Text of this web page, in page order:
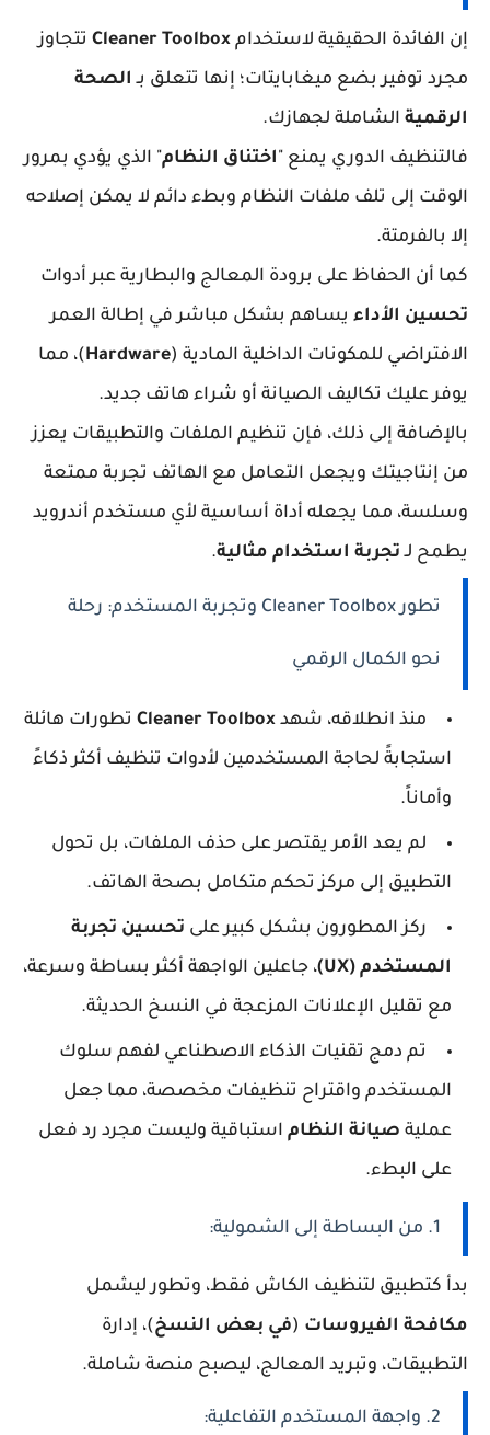
إن الفائدة الحقيقية لاستخدام Cleaner Toolbox تتجاوز
مجرد توفير بضع ميغابايتات؛ إنها تتعلق بـ الصحة
الرقمية الشاملة لجهازك.
فالتنظيف الدوري يمنع "اختناق النظام" الذي يؤدي بمرور
الوقت إلى تلف ملفات النظام وبطء دائم لا يمكن إصلاحه
إلا بالفرمتة.
كما أن الحفاظ على برودة المعالج والبطارية عبر أدوات
تحسين الأداء يساهم بشكل مباشر في إطالة العمر
الافتراضي للمكونات الداخلية المادية (Hardware)، مما
يوفر عليك تكاليف الصيانة أو شراء هاتف جديد.
بالإضافة إلى ذلك، فإن تنظيم الملفات والتطبيقات يعزز
من إنتاجيتك ويجعل التعامل مع الهاتف تجربة ممتعة
وسلسة، مما يجعله أداة أساسية لأي مستخدم أندرويد
يطمح لـ تجربة استخدام مثالية.
تطور Cleaner Toolbox وتجربة المستخدم: رحلة
نحو الكمال الرقمي
منذ انطلاقه، شهد Cleaner Toolbox تطورات هائلة
استجابةً لحاجة المستخدمين لأدوات تنظيف أكثر ذكاءً
وأماناً.
لم يعد الأمر يقتصر على حذف الملفات، بل تحول
التطبيق إلى مركز تحكم متكامل بصحة الهاتف.
ركز المطورون بشكل كبير على تحسين تجربة
المستخدم (UX)
، جاعلين الواجهة أكثر بساطة وسرعة،
مع تقليل الإعلانات المزعجة في النسخ الحديثة.
تم دمج تقنيات الذكاء الاصطناعي لفهم سلوك
المستخدم واقتراح تنظيفات مخصصة، مما جعل
عملية صيانة النظام استباقية وليست مجرد رد فعل
على البطء.
1. من البساطة إلى الشمولية:
بدأ كتطبيق لتنظيف الكاش فقط، وتطور ليشمل
مكافحة الفيروسات (في بعض النسخ)، إدارة
التطبيقات، وتبريد المعالج، ليصبح منصة شاملة.
2. واجهة المستخدم التفاعلية: